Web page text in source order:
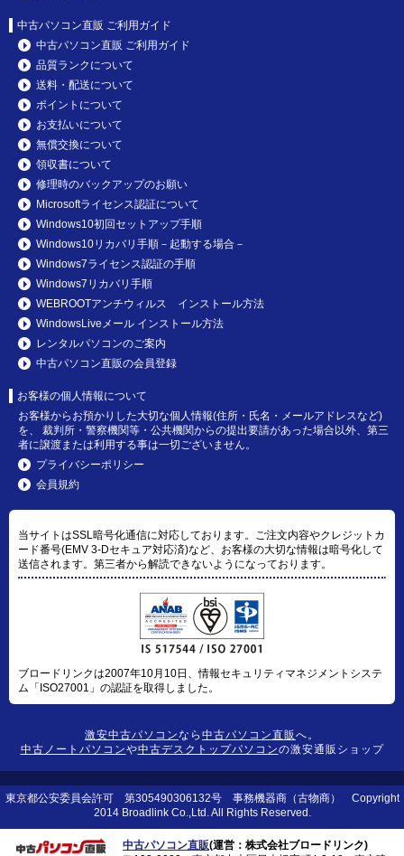
中古パソコン直販 ご利用ガイド
中古パソコン直販 ご利用ガイド
品質ランクについて
送料・配送について
ポイントについて
お支払いについて
無償交換について
領収書について
修理時のバックアップのお願い
Microsoftライセンス認証について
Windows10初回セットアップ手順
Windows10リカバリ手順－起動する場合－
Windows7ライセンス認証の手順
Windows7リカバリ手順
WEBROOTアンチウィルス インストール方法
WindowsLiveメール インストール方法
レンタルパソコンのご案内
中古パソコン直販の会員登録
お客様の個人情報について
お客様からお預かりした大切な個人情報(住所・氏名・メールアドレスなど)
を、 裁判所・警察機関等・公共機関からの提出要請があった場合以外、第三
者に譲渡または利用する事は一切ございません。
プライバシーポリシー
会員規約
当サイトはSSL暗号化通信に対応しております。ご注文内容やクレジットカ
ード番号(EMV 3-Dセキュア対応済)など、お客様の大切な情報は暗号化して
送信されます。第三者から解読できないようになっております。
ブロードリンクは2007年10月10日、情報セキュリティマネジメントシステ
ム「ISO27001」の認証を取得しました。
激安中古パソコンなら 中古パソコン直販へ。
中古ノートパソコンや中古デスクトップパソコンの激安通販ショップ
東京都公安委員会許可 第305490306132号 事務機器商（古物商） Copyright
2014 Broadlink Co.,Ltd. All Rights Reserved.
中古パソコン直販(運営：株式会社ブロードリンク)